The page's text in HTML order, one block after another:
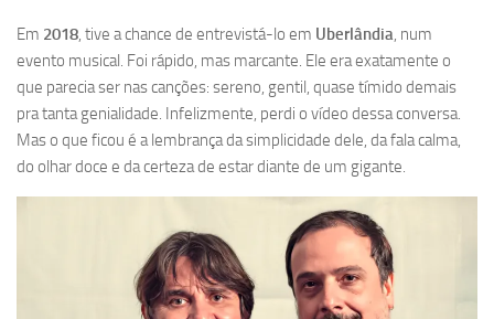
Em 2018, tive a chance de entrevistá-lo em Uberlândia, num
evento musical. Foi rápido, mas marcante. Ele era exatamente o
que parecia ser nas canções: sereno, gentil, quase tímido demais
pra tanta genialidade. Infelizmente, perdi o vídeo dessa conversa.
Mas o que ficou é a lembrança da simplicidade dele, da fala calma,
do olhar doce e da certeza de estar diante de um gigante.